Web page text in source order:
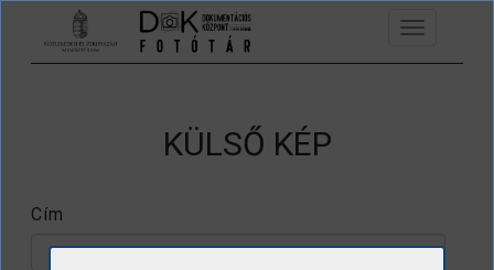
Ugrás a tartalomra
Toggle
navigation
KÜLSŐ KÉP
Cím